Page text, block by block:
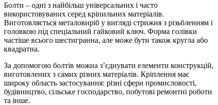
Болти – одні з найбільш універсальних і часто
використовуваних серед кріпильних матеріалів.
Виготовляється металовиріб у вигляді стрижня з різьбленням і
головкою під спеціальний гайковий ключ. Форма голівки
частіше всього шестигранна, але може бути також кругла або
квадратна.
За допомогою болтів можна з’єднувати елементи конструкцій,
виготовлених з самих різних матеріалів. Кріплення має
широку область застосування: різні сфери промисловості,
будівництво, сільське господарство, побутові ремонтні роботи
та інше.